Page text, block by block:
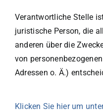
Verantwortliche Stelle
juristische Person, die
anderen über die
von
Adressen o. Ä.)
Klicken Sie hier um